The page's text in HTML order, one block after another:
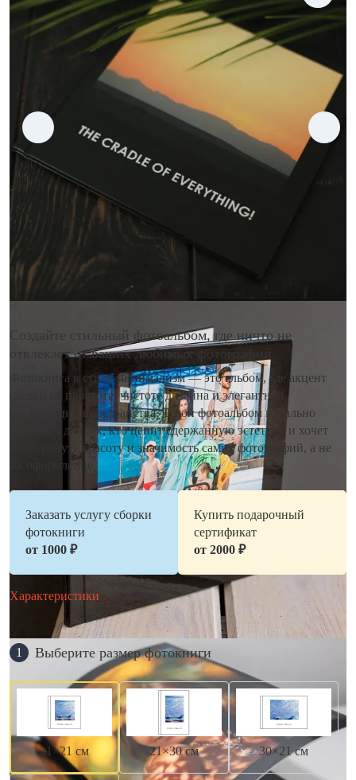
Создайте стильный фотоальбом, где ничто не
отвлекает от ваших любимых фотографий
Фотокнига в стиле минимализм — это альбом, где акцент
сделан на простоте, чистоте дизайна и элегантной
организации пространства. Такой фотоальбом идеально
подходит для тех, кто ценит сдержанную эстетику и хочет
подчеркнуть красоту и значимость самих фотографий, а не
их оформление.
Заказать услугу сборки
фотокниги
от 1000 ₽
Купить подарочный
сертификат
от 2000 ₽
Характеристики
1 Выберите размер фотокниги
21×21 см 21×30 см 30×21 см